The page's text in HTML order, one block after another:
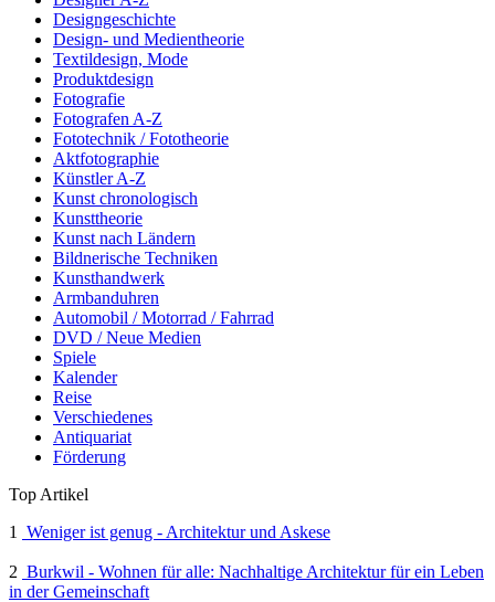
Designgeschichte
Design- und Medientheorie
Textildesign, Mode
Produktdesign
Fotografie
Fotografen A-Z
Fototechnik / Fototheorie
Aktfotographie
Künstler A-Z
Kunst chronologisch
Kunsttheorie
Kunst nach Ländern
Bildnerische Techniken
Kunsthandwerk
Armbanduhren
Automobil / Motorrad / Fahrrad
DVD / Neue Medien
Spiele
Kalender
Reise
Verschiedenes
Antiquariat
Förderung
Top Artikel
1
Weniger ist genug - Architektur und Askese
2 Burkwil - Wohnen für alle: Nachhaltige Architektur für ein Leben
in der Gemeinschaft